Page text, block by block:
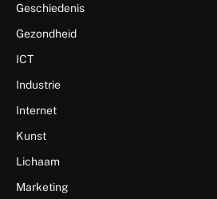
Geschiedenis
Gezondheid
ICT
Industrie
Internet
Kunst
Lichaam
Marketing